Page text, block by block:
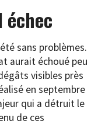
échec
sans problèmes.
aurait échoué peu
visibles près
en septembre
qui a détruit le
de ces